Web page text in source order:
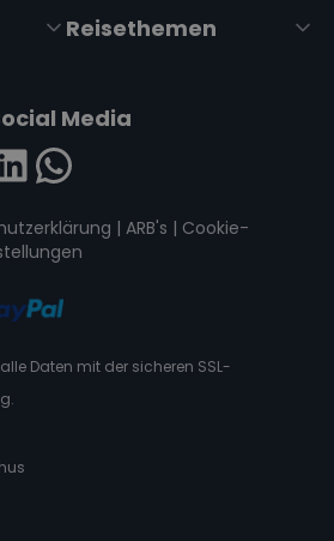
Reisethemen
Media
| ARB's | Cookie-
Daten mit der sicheren SSL-